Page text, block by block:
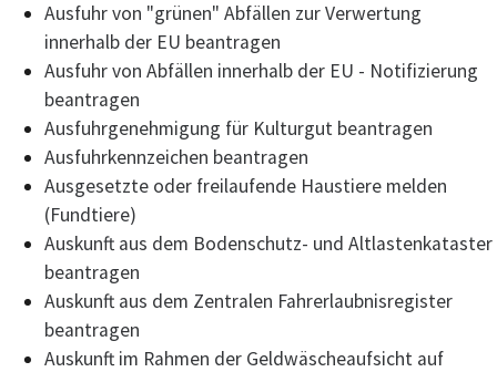
Ausfuhr von "grünen" Abfällen zur Verwertung
innerhalb der EU beantragen
Ausfuhr von Abfällen innerhalb der EU - Notifizierung
beantragen
Ausfuhrgenehmigung für Kulturgut beantragen
Ausfuhrkennzeichen beantragen
Ausgesetzte oder freilaufende Haustiere melden
(Fundtiere)
Auskunft aus dem Bodenschutz- und Altlastenkataster
beantragen
Auskunft aus dem Zentralen Fahrerlaubnisregister
beantragen
Auskunft im Rahmen der Geldwäscheaufsicht auf